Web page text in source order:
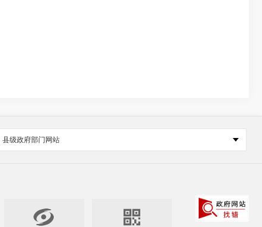
县级政府部门网站
 